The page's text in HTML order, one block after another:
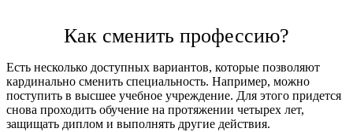
Как сменить профессию?
Есть несколько доступных вариантов, которые позволяют
кардинально сменить специальность. Например, можно
поступить в высшее учебное учреждение. Для этого придется
снова проходить обучение на протяжении четырех лет,
защищать диплом и выполнять другие действия.